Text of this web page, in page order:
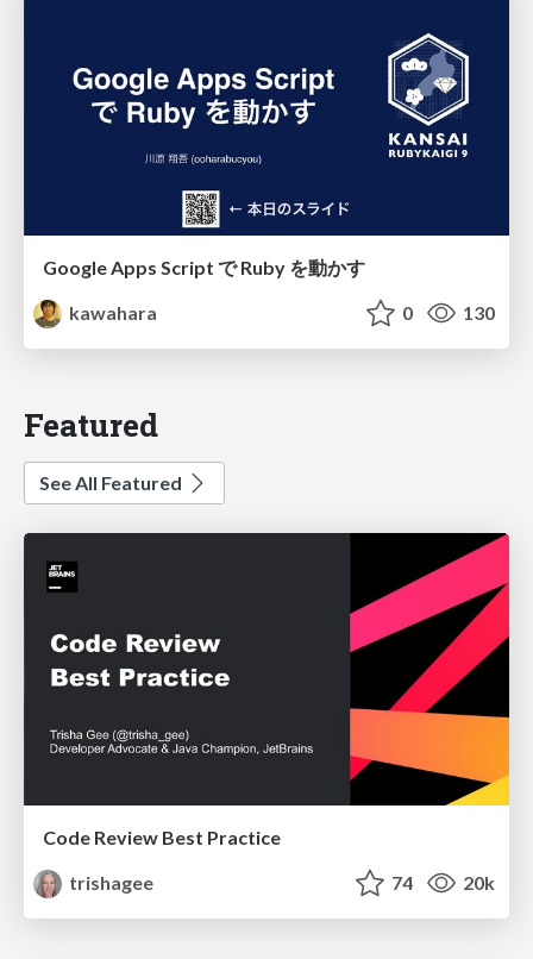
Google Apps Script で Ruby を動かす
kawahara
0 130
Featured
See All Featured
Code Review Best Practice
trishagee
74 20k